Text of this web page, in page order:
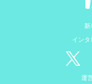
新
インタ
運